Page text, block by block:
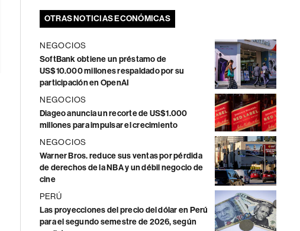
OTRAS NOTICIAS ECONÓMICAS
NEGOCIOS
SoftBank obtiene un préstamo de
US$10.000 millones respaldado por su
participación en OpenAI
NEGOCIOS
Diageo anuncia un recorte de US$1.000
millones para impulsar el crecimiento
NEGOCIOS
Warner Bros. reduce sus ventas por pérdida
de derechos de la NBA y un débil negocio de
cine
PERÚ
Las proyecciones del precio del dólar en Perú
para el segundo semestre de 2026, según